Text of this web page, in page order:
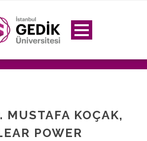
MUSTAFA KOÇAK,
POWER